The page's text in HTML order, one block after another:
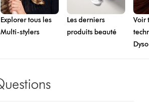
Explorer tous les
Multi-stylers
Les derniers
produits beauté
Voir